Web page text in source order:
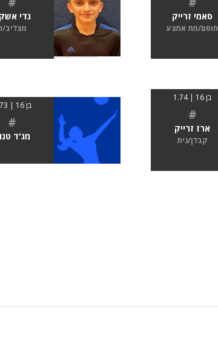
סאמי זרייק
חוסם/מת אמצע
גדי
מצליב/
בן 16 | 1.74
#
ארז זרייק
קבלן/נית
בן 16 | 1.73
#
מג'ד